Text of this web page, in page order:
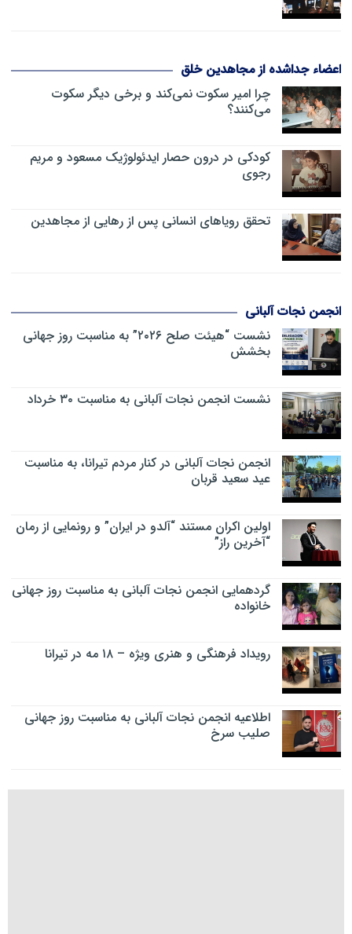
اعضاء جداشده از مجاهدین خلق
چرا امیر سکوت نمی‌کند و برخی دیگر سکوت
می‌کنند؟
کودکی در درون حصار ایدئولوژیک مسعود و مریم
رجوی
تحقق رویاهای انسانی پس از رهایی از مجاهدین
انجمن نجات آلبانی
نشست “هیئت صلح ۲۰۲۶” به مناسبت روز جهانی
بخشش
نشست انجمن نجات آلبانی به مناسبت ۳۰ خرداد
انجمن نجات آلبانی در کنار مردم تیرانا، به مناسبت
عید سعید قربان
اولین اکران مستند “آلدو در ایران” و رونمایی از رمان
“آخرین راز”
گردهمایی انجمن نجات آلبانی به مناسبت روز جهانی
خانواده
رویداد فرهنگی و هنری ویژه – ۱۸ مه در تیرانا
اطلاعیه انجمن نجات آلبانی به مناسبت روز جهانی
صلیب سرخ